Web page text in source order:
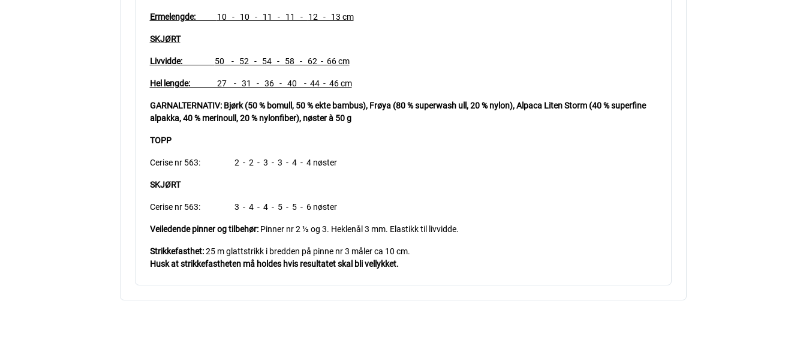
Ermelengde: 10 - 10 - 11 - 11 - 12 - 13 cm
SKJØRT
Livvidde: 50 - 52 - 54 - 58 - 62 - 66 cm
Hel lengde:27 - 31 - 36 - 40 - 44 - 46 cm
GARNALTERNATIV: Bjørk (50 % bomull, 50 % ekte bambus), Frøya (80 % superwash ull, 20 % nylon), Alpaca Liten Storm (40 % superfine
alpakka, 40 % merinoull, 20 % nylonfiber), nøster à 50 g
TOPP
Cerise nr 563: 2 - 2 - 3 - 3 - 4 - 4 nøster
SKJØRT
Cerise nr 563: 3 - 4 - 4 - 5 - 5 - 6 nøster
Veiledende pinner og tilbehør:Pinner nr 2 ½ og 3. Heklenål 3 mm. Elastikk til livvidde.
Strikkefasthet:25 m glattstrikk i bredden på pinne nr 3 måler ca 10 cm.
Husk at strikkefastheten må holdes hvis resultatet skal bli vellykket.